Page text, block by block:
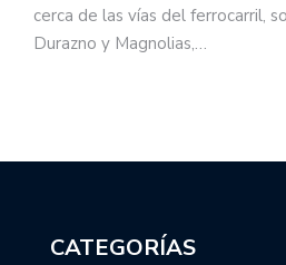
cerca de las vías del ferrocarril,
Durazno y Magnolias,…
CATEGORÍAS